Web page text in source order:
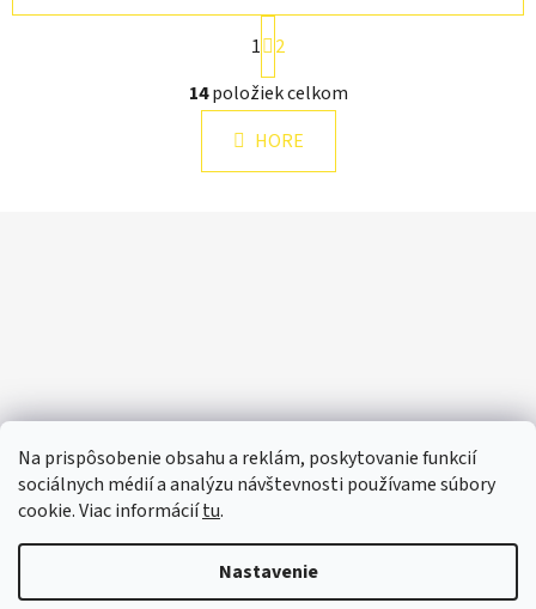
Na prispôsobenie obsahu a reklám, poskytovanie funkcií
sociálnych médií a analýzu návštevnosti používame súbory
cookie. Viac informáciítu.
Nastavenie
O
v
l
á
d
y
v
ý
p
s
u
S
t
r
á
n
k
1
2
14položiek celkom
HORE
e